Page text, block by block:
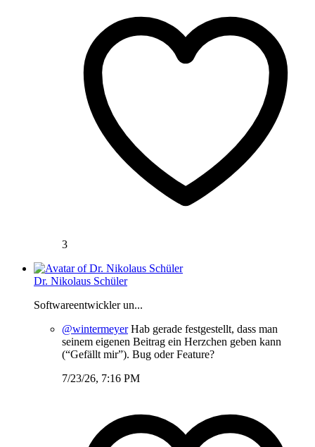
3
Dr. Nikolaus Schüler
Softwareentwickler un...
@wintermeyerHab gerade festgestellt, dass man
seinem eigenen Beitrag ein Herzchen geben kann
(“Gefällt mir”). Bug oder Feature?
7/23/26, 7:16 PM